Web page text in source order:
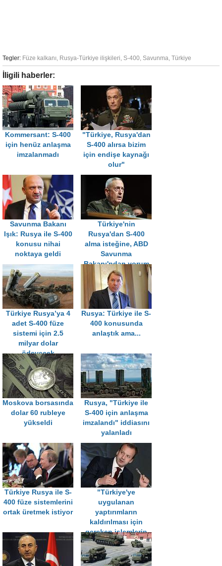
Tegler: Füze kalkanı, Rusya-Türkiye ilişkileri, S-400, Savunma, Türkiye
İligili haberler:
Kommersant: S-400
için henüz anlaşma
imzalanmadı
"Türkiye, Rusya'dan
S-400 alırsa bizim
için endişe kaynağı
olur"
Savunma Bakanı
Işık: Rusya ile S-400
konusu nihai
noktaya geldi
Türkiye'nin
Rusya'dan S-400
alma isteğine, ABD
Savunma
Bakanı'ndan yorum
geldi
Türkiye Rusya’ya 4
adet S-400 füze
sistemi için 2.5
milyar dolar
ödeyecek
Rusya: Türkiye ile S-
400 konusunda
anlaştık ama...
Moskova borsasında
dolar 60 rubleye
yükseldi
Rusya, "Türkiye ile
S-400 için anlaşma
imzalandı" iddiasını
yalanladı
Türkiye Rusya ile S-
400 füze sistemlerini
ortak üretmek istiyor
"Türkiye'ye
uygulanan
yaptırımların
kaldırılması için
gereken işlemlerin
yüzde 99'u
tamamlandı"